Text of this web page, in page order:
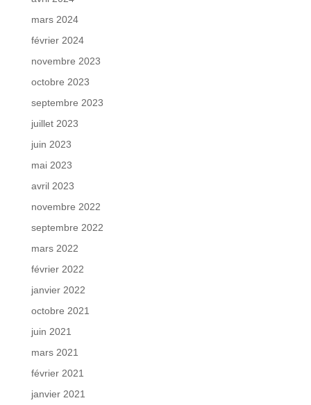
mars 2024
février 2024
novembre 2023
octobre 2023
septembre 2023
juillet 2023
juin 2023
mai 2023
avril 2023
novembre 2022
septembre 2022
mars 2022
février 2022
janvier 2022
octobre 2021
juin 2021
mars 2021
février 2021
janvier 2021